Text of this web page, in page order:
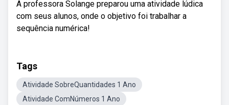
A professora Solange preparou uma atividade lúdica
com seus alunos, onde o objetivo foi trabalhar a
sequência numérica!
Tags
Atividade SobreQuantidades 1 Ano
Atividade ComNúmeros 1 Ano